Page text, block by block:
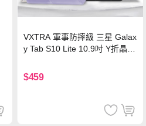
VXTRA 軍事防摔級 三星 Galax
y Tab S10 Lite 10.9吋 Y折晶透
$459